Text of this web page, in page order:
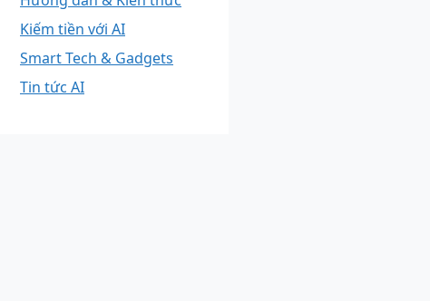
Kiếm tiền với AI
Smart Tech & Gadgets
Tin tức AI